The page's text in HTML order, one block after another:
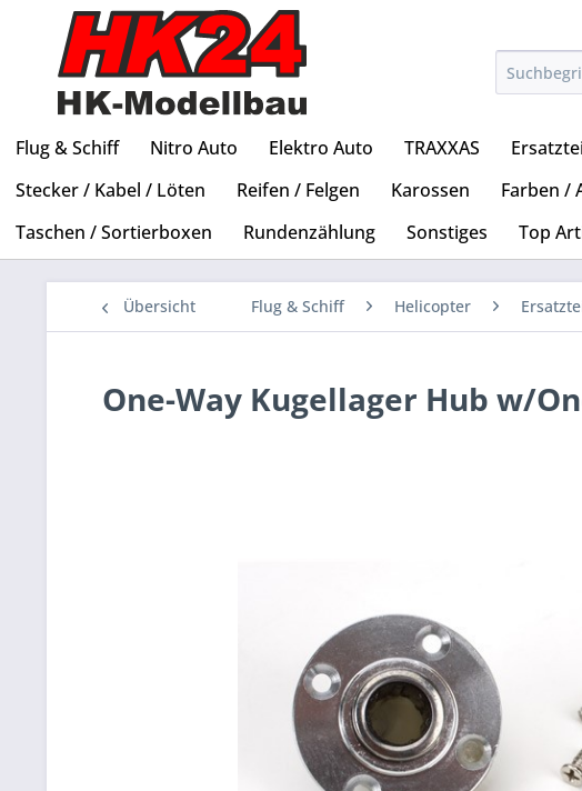
Flug & Schiff Nitro Auto Elektro Auto TRAXXAS
Stecker / Kabel / Löten
Reifen / Felgen Karossen Farben /
Taschen / Sortierboxen
Rundenzählung Sonstiges Top
Übersicht Flug & Schiff Helicopter
One-Way Kugellager Hub w/